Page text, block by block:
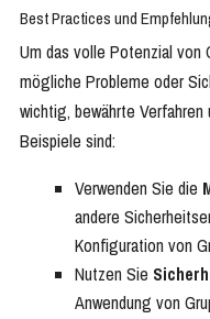
Best Practices und
Um das volle Potenzial von
mögliche Probleme oder
wichtig, bewährte
Beispiele sind:
Verwenden Sie die
andere
Konfiguration von
Nutzen Sie
Anwendung von